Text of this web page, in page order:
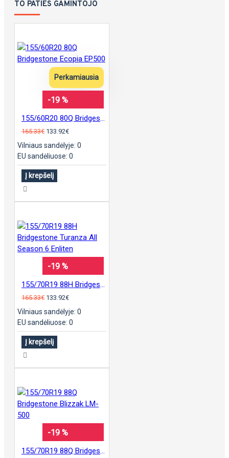
TO PATIES GAMINTOJO
Perkamiausia
-19 %
165.33€ 133.92€
Vilniaus sandėlyje: 0
EU sandėliuose: 0
Į krepšelį
-19 %
165.33€ 133.92€
Vilniaus sandėlyje: 0
EU sandėliuose: 0
Į krepšelį
-19 %